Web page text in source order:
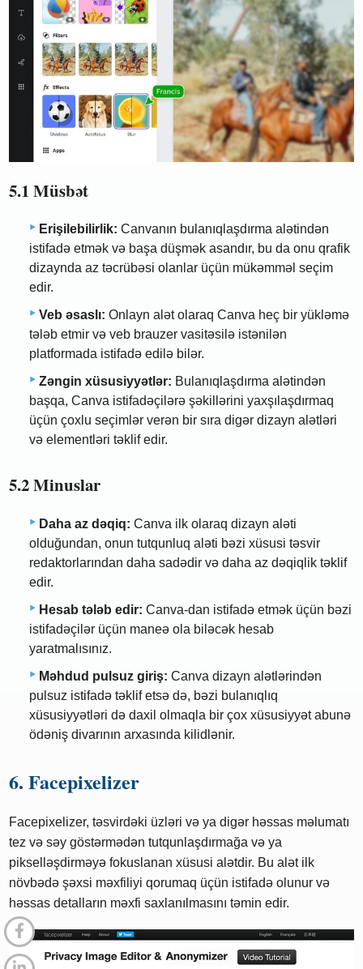
5.1 Müsbət
Erişilebilirlik: Canvanın bulanıqlaşdırma alətindən
istifadə etmək və başa düşmək asandır, bu da onu qrafik
dizaynda az təcrübəsi olanlar üçün mükəmməl seçim
edir.
Veb əsaslı: Onlayn alət olaraq Canva heç bir yükləmə
tələb etmir və veb brauzer vasitəsilə istənilən
platformada istifadə edilə bilər.
Zəngin xüsusiyyətlər: Bulanıqlaşdırma alətindən
başqa, Canva istifadəçilərə şəkillərini yaxşılaşdırmaq
üçün çoxlu seçimlər verən bir sıra digər dizayn alətləri
və elementləri təklif edir.
5.2 Minuslar
Daha az dəqiq: Canva ilk olaraq dizayn aləti
olduğundan, onun tutqunluq aləti bəzi xüsusi təsvir
redaktorlarından daha sadədir və daha az dəqiqlik təklif
edir.
Hesab tələb edir: Canva-dan istifadə etmək üçün bəzi
istifadəçilər üçün maneə ola biləcək hesab
yaratmalısınız.
Məhdud pulsuz giriş: Canva dizayn alətlərindən
pulsuz istifadə təklif etsə də, bəzi bulanıqlıq
xüsusiyyətləri də daxil olmaqla bir çox xüsusiyyət abunə
ödəniş divarının arxasında kilidlənir.
6. Facepixelizer
Facepixelizer, təsvirdəki üzləri və ya digər həssas məlumatı
tez və səy göstərmədən tutqunlaşdırmağa və ya
pikselləşdirməyə fokuslanan xüsusi alətdir. Bu alət ilk
növbədə şəxsi məxfiliyi qorumaq üçün istifadə olunur və
həssas detalların məxfi saxlanılmasını təmin edir.